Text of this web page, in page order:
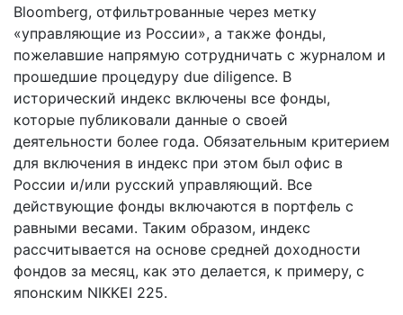
Bloomberg, отфильтрованные через метку
«управляющие из России», а также фонды,
пожелавшие напрямую сотрудничать с журналом и
прошедшие процедуру due diligence. В
исторический индекс включены все фонды,
которые публиковали данные о своей
деятельности более года. Обязательным критерием
для включения в индекс при этом был офис в
России и/или русский управляющий. Все
действующие фонды включаются в портфель с
равными весами. Таким образом, индекс
рассчитывается на основе средней доходности
фондов за месяц, как это делается, к примеру, с
японским NIKKEI 225.